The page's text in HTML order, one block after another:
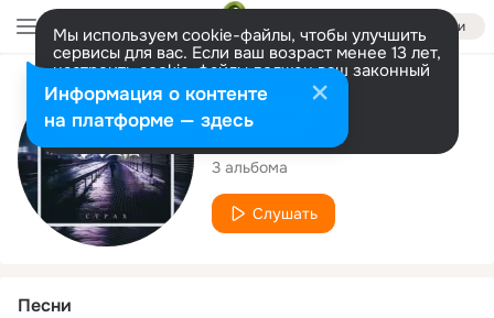
Войти
Мы используем cookie-файлы, чтобы улучшить
сервисы для вас. Если ваш возраст менее 13 лет,
настроить cookie-файлы должен ваш законный
представитель. Больше информации
Разрешить все Настроить
Исполнитель
I SAY VOID
3 альбома
Слушать
Песни
Информация о контенте
на платформе — здесь